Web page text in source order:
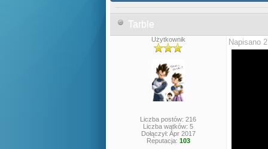
Tarble
Użytkownik
Liczba postów: 216
Liczba wątków: 5
Dołączył: Apr 2017
Reputacja: 103
Napisano